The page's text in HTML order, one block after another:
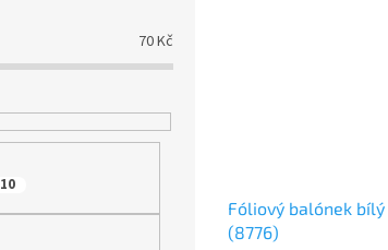
70Kč
10
Fóliový balónek
(8776)